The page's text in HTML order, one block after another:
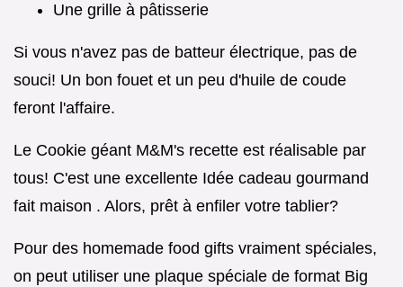
Une grille à pâtisserie
Si vous n'avez pas de batteur électrique, pas de
souci! Un bon fouet et un peu d'huile de coude
feront l'affaire.
Le Cookie géant M&M's recette est réalisable par
tous! C'est une excellente Idée cadeau gourmand
fait maison . Alors, prêt à enfiler votre tablier?
Pour des homemade food gifts vraiment spéciales,
on peut utiliser une plaque spéciale de format Big